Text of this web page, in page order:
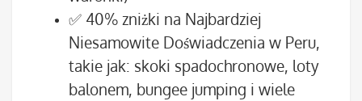
✅ 40% zniżki na Najbardziej
Niesamowite Doświadczenia w Peru,
takie jak: skoki spadochronowe, loty
balonem, bungee jumping i wiele